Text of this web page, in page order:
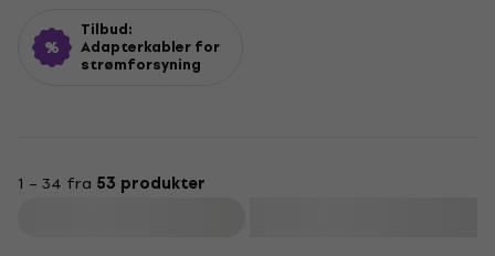
Tilbud:
Adapterkabler for
strømforsyning
1 – 34 fra 53 produkter